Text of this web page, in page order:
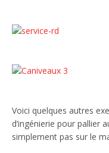
Voici quelques autres
d’ingénierie pour pallier
simplement pas sur le